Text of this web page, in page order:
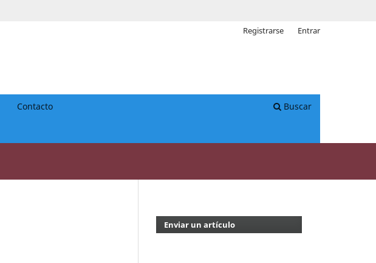
Contacto Buscar
Registrarse Entrar
Enviar un artículo